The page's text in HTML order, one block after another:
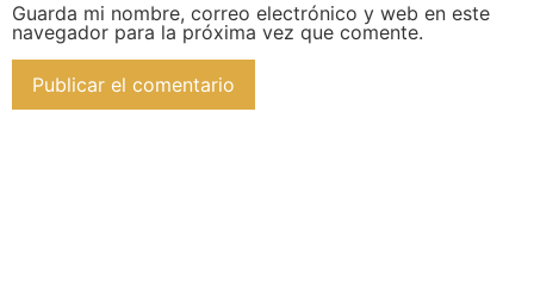
Guarda mi nombre, correo electrónico y web en este
navegador para la próxima vez que comente.